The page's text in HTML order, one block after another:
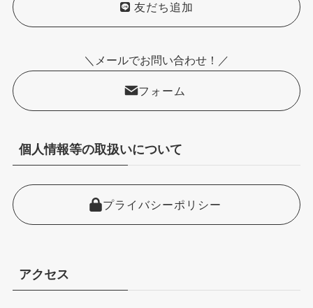
友だち追加
＼メールでお問い合わせ！／
フォーム
個人情報等の取扱いについて
プライバシーポリシー
アクセス